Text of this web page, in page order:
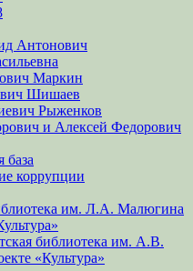
Антонович
Маркин
Шишаев
Рыженков
и Алексей Федорович
база
коррупции
им. Л.А. Малюгина
библиотека им. А.В.
«Культура»